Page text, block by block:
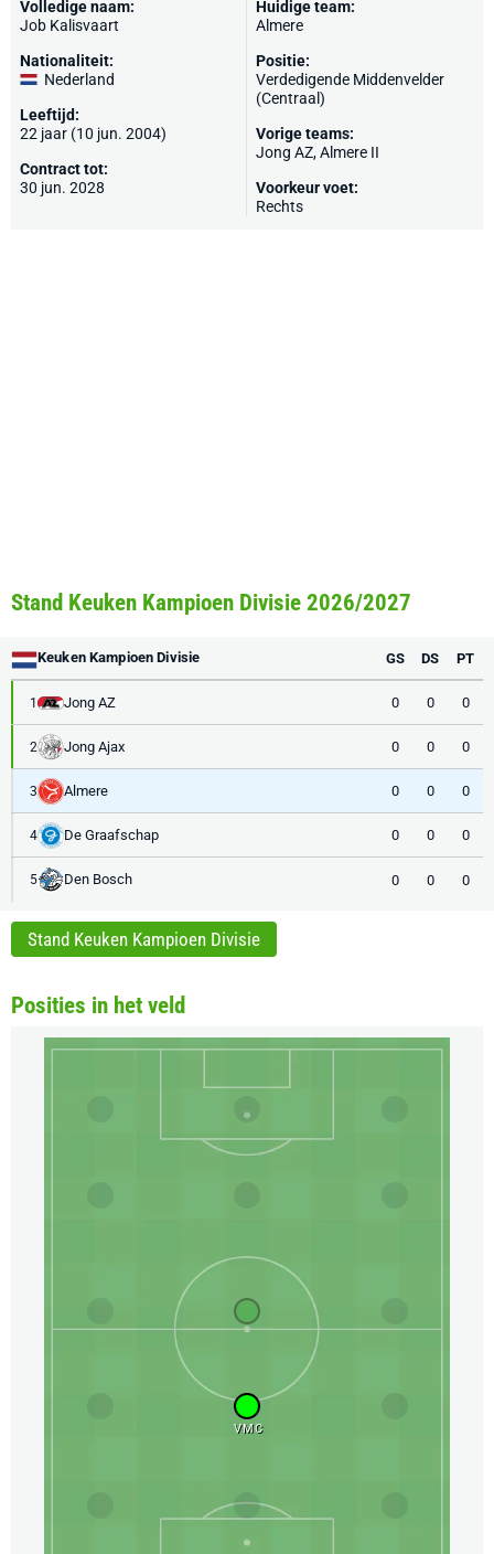
Volledige naam:
Job Kalisvaart
Nationaliteit:
Nederland
Leeftijd:
22 jaar (10 jun. 2004)
Contract tot:
30 jun. 2028
Huidige team:
Almere
Positie:
Verdedigende Middenvelder
(Centraal)
Vorige teams:
Jong AZ,Almere II
Voorkeur voet:
Rechts
Stand Keuken Kampioen Divisie 2026/2027
Keuken Kampioen Divisie GS DS PT
1 Jong AZ 0 0 0
2 Jong Ajax 0 0 0
3 Almere 0 0 0
4 De Graafschap 0 0 0
5 Den Bosch 0 0 0
Stand Keuken Kampioen Divisie
Posities in het veld
VMC